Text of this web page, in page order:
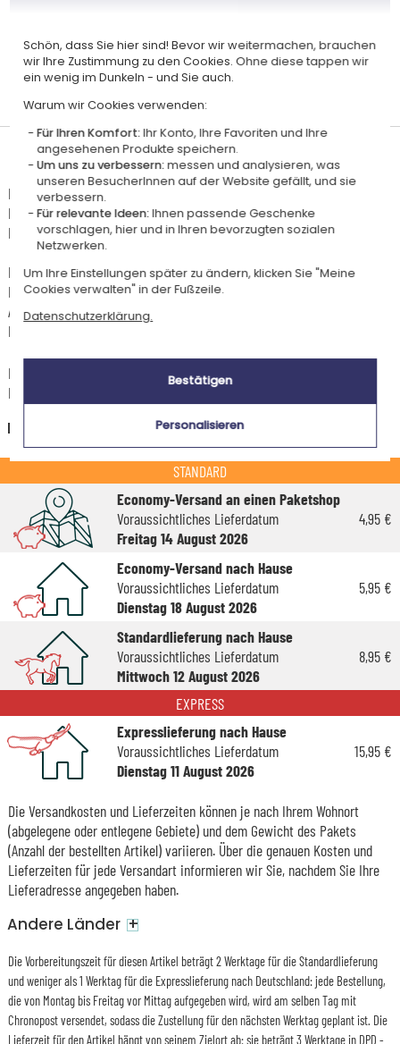
in Frankreich
Lieferdatum und Lieferpreis
Dieser Artikel wird in unserem Atelier in Toulouse personalisiert.
Er ist für das Angebot "Versandkostenfrei ab 85 € Warenwert" mit der
Hermes-Standardlieferung berechtigt.
Für jede Bestellung unter 85 € gelten die unten aufgeführten
Lieferkosten für den Kauf dieses Artikels.
Artikel, die in unserem Atelier personalisiert werden (etwa 95% unserer
Produkte), sind mit dem Logo
Das Voraussichtliche Lieferdatum ist nur bei einer Zahlung per PayPal,
Kreditkarte oder Sofortüberweisung gültig.
Deutschland
STANDARD
Economy-Versand an einen Paketshop
Voraussichtliches Lieferdatum
Freitag 14 August 2026
4,95 €
Economy-Versand nach Hause
Voraussichtliches Lieferdatum
Dienstag 18 August 2026
5,95 €
Standardlieferung nach Hause
Voraussichtliches Lieferdatum
Mittwoch 12 August 2026
8,95 €
EXPRESS
Expresslieferung nach Hause
Voraussichtliches Lieferdatum
Dienstag 11 August 2026
15,95 €
Die Versandkosten und Lieferzeiten können je nach Ihrem Wohnort
(abgelegene oder entlegene Gebiete) und dem Gewicht des Pakets
(Anzahl der bestellten Artikel) variieren. Über die genauen Kosten und
Lieferzeiten für jede Versandart informieren wir Sie, nachdem Sie Ihre
Lieferadresse angegeben haben.
Andere Länder +
Die Vorbereitungszeit für diesen Artikel beträgt 2 Werktage für die Standardlieferung
und weniger als 1 Werktag für die Expresslieferung nach Deutschland: jede Bestellung,
die von Montag bis Freitag vor Mittag aufgegeben wird, wird am selben Tag mit
Chronopost versendet, sodass die Zustellung für den nächsten Werktag geplant ist. Die
Lieferzeit für den Artikel hängt von seinem Zielort ab: sie beträgt 3 Werktage in DPD -
Schön, dass Sie hier sind! Bevor wir weitermachen, brauchen
wir Ihre Zustimmung zu den Cookies. Ohne diese tappen wir
ein wenig im Dunkeln - und Sie auch.
Warum wir Cookies verwenden:
Für Ihren Komfort:Ihr Konto, Ihre Favoriten und Ihre
angesehenen Produkte speichern.
Um uns zu verbessern:messen und analysieren, was
unseren BesucherInnen auf der Website gefällt, und sie
verbessern.
Für relevante Ideen:Ihnen passende Geschenke
vorschlagen, hier und in Ihren bevorzugten sozialen
Netzwerken.
Um Ihre Einstellungen später zu ändern, klicken Sie "Meine
Cookies verwalten" in der Fußzeile.
Datenschutzerklärung.
Bestätigen
Personalisieren